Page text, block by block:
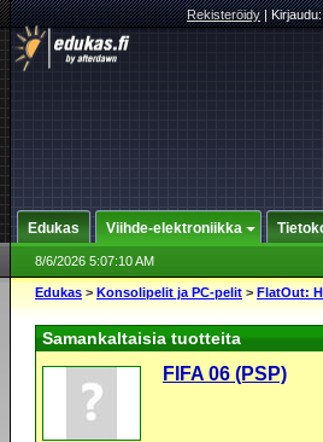
Rekisteröidy|
Edukas Viihde-elektroniikka
8/6/2026 5:07:10 AM
Edukas > Konsolipelit ja PC-pelit > FlatOut:
Samankaltaisia tuotteita
FIFA 06 (PSP)